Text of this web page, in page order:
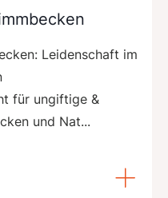
Leidenschaft im
für ungiftige &
und Nat...